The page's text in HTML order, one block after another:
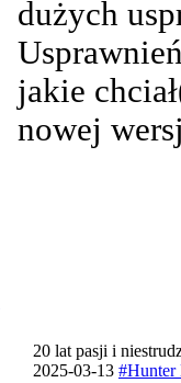
dużych
jakie
nowej
20 lat pasji i
2025-03-13